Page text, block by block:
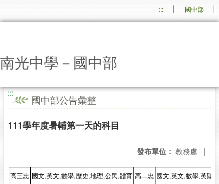
::: 國中部
南光中學－國中部
:::
國中部公告彙整
111學年度暑輔第一天的科目
發布單位： 教務處 |
高三忠 國文,英文,數學,歷史,地理,公民,體育 高二忠 國文,英文,數學,英聽,